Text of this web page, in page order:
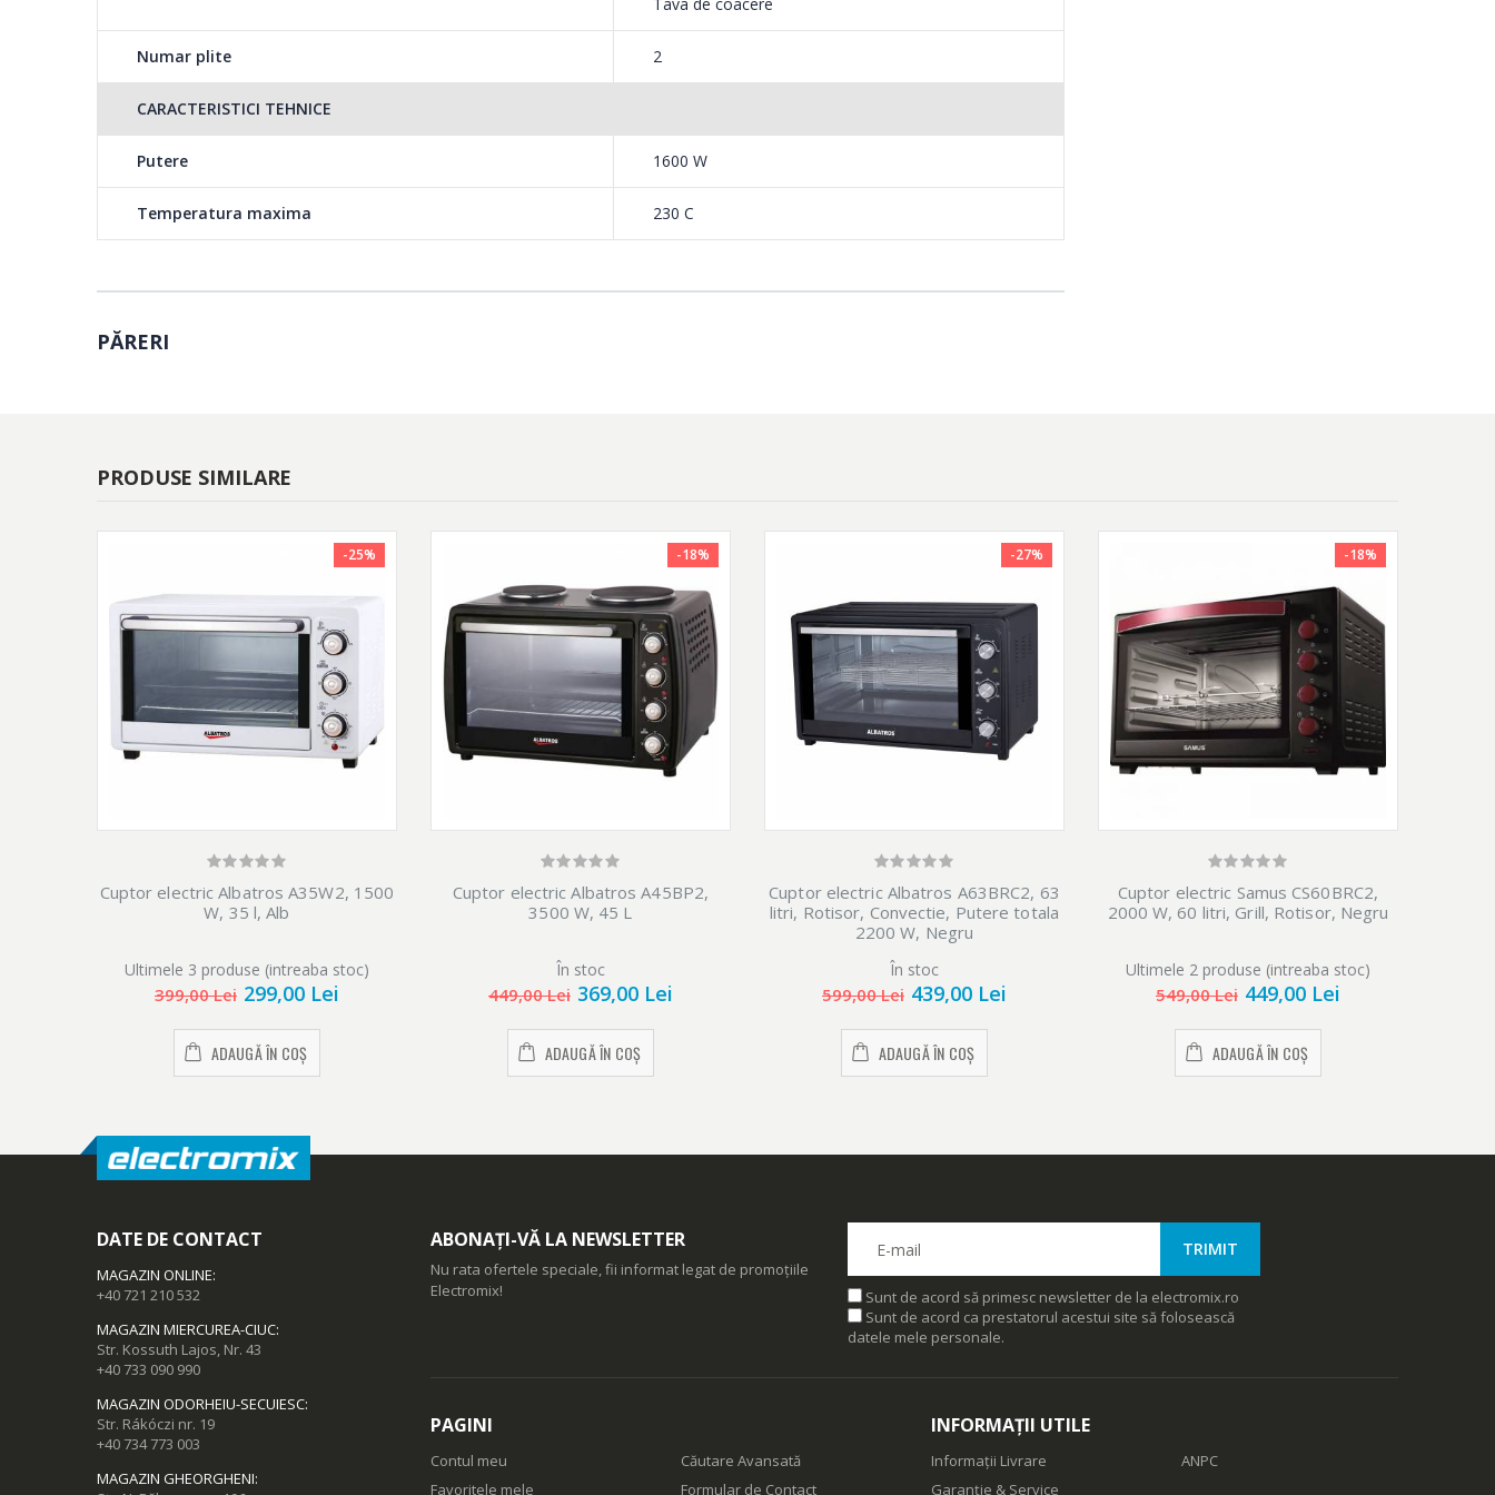
5 moduri de gatire
Convectie, Traditional, Gratar, Rotisor, Rotisor+Convectie
Indicator luminos
Accesorii incluse
Cuptorul vine la pachet cu o tava pentru copt, un gratar reversibil si accesoriu pentru rotisat.
Numar plite 2
CARACTERISTICI TEHNICE
Putere 1600 W
Temperatura maxima 230 C
PĂRERI
PRODUSE SIMILARE
-25%
Cuptor electric Albatros A35W2, 1500
W, 35 l, Alb
Ultimele 3 produse (intreaba stoc)
399,00 Lei 299,00 Lei
ADAUGĂ ÎN COȘ
-18%
Cuptor electric Albatros A45BP2,
3500 W, 45 L
În stoc
449,00 Lei 369,00 Lei
ADAUGĂ ÎN COȘ
-27%
Cuptor electric Albatros A63BRC2, 63
litri, Rotisor, Convectie, Putere totala
2200 W, Negru
În stoc
599,00 Lei 439,00 Lei
ADAUGĂ ÎN COȘ
-18%
Cuptor electric Samus CS60BRC2,
2000 W, 60 litri, Grill, Rotisor, Negru
Ultimele 2 produse (intreaba stoc)
549,00 Lei 449,00 Lei
ADAUGĂ ÎN COȘ
DATE DE CONTACT
MAGAZIN ONLINE:
+40 721 210 532
MAGAZIN MIERCUREA-CIUC:
Str. Kossuth Lajos, Nr. 43
+40 733 090 990
MAGAZIN ODORHEIU-SECUIESC:
Str. Rákóczi nr. 19
+40 734 773 003
MAGAZIN GHEORGHENI:
ABONAȚI-VĂ LA NEWSLETTER
Nu rata ofertele speciale, fii informat legat de promoțiile
Electromix!
Sunt de acord să primesc newsletter de la electromix.ro
Sunt de acord ca prestatorul acestui site să folosească
datele mele personale.
PAGINI
Contul meu
Favoritele mele
Căutare Avansată
Formular de Contact
INFORMAȚII UTILE
Informații Livrare
Garanție & Service
ANPC